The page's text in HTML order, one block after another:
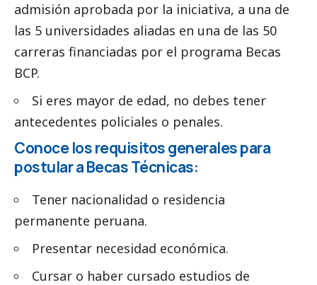
admisión aprobada por la iniciativa, a una de
las 5 universidades aliadas en una de las 50
carreras financiadas por el programa Becas
BCP.
Si eres mayor de edad, no debes tener
antecedentes policiales o penales.
Conoce los requisitos generales para
postular a Becas Técnicas:
Tener nacionalidad o residencia
permanente peruana.
Presentar necesidad económica.
Cursar o haber cursado estudios de